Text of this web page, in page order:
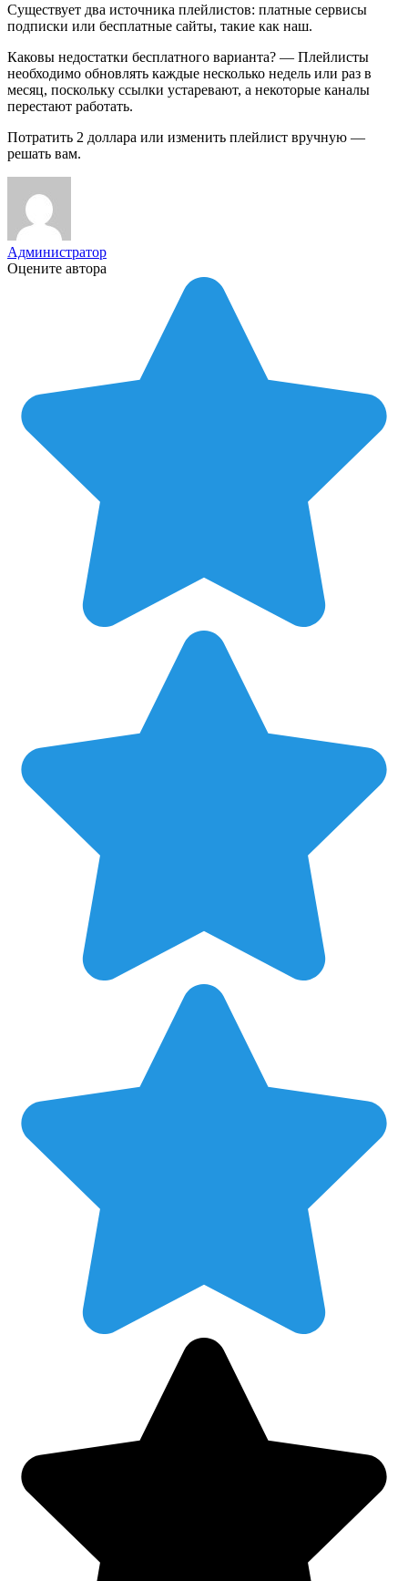
Существует два источника плейлистов: платные сервисы
подписки или бесплатные сайты, такие как наш.
Каковы недостатки бесплатного варианта? — Плейлисты
необходимо обновлять каждые несколько недель или раз в
месяц, поскольку ссылки устаревают, а некоторые каналы
перестают работать.
Потратить 2 доллара или изменить плейлист вручную —
решать вам.
Администратор
Оцените автора